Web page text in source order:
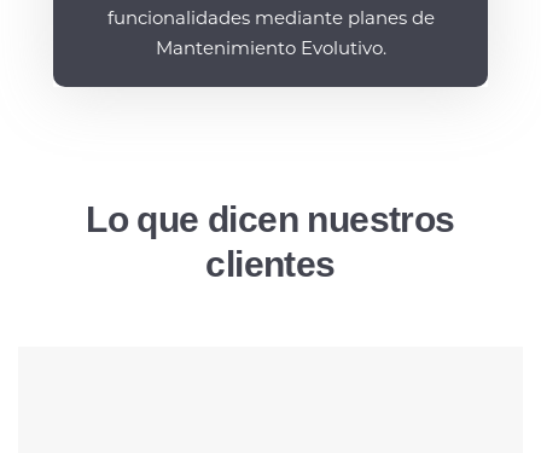
funcionalidades mediante planes de
Mantenimiento Evolutivo.
Lo que dicen nuestros
clientes